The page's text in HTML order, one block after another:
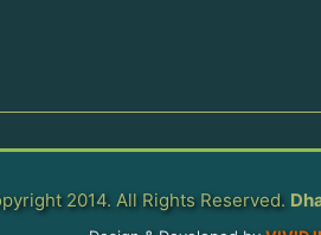
2014. All Rights Reserved.